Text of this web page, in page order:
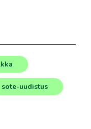
sote-uudistus